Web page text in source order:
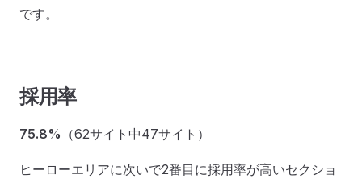
です。
採用率
75.8% （62サイト中47サイト）
ヒーローエリアに次いで2番目に採用率が高いセクショ